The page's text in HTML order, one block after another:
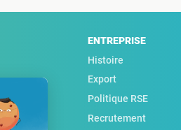
ENTREPRISE
Histoire
Export
Politique RSE
Recrutement